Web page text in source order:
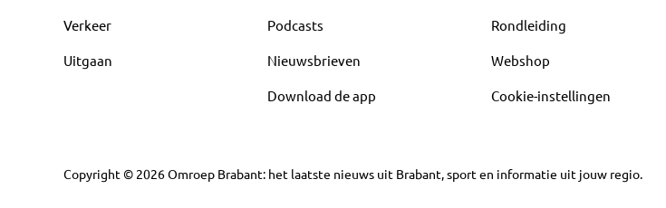
Verkeer
Uitgaan
Podcasts
Nieuwsbrieven
Download de app
Rondleiding
Webshop
Cookie-instellingen
Copyright © 2026Omroep Brabant: het laatste nieuws uit Brabant, sport en informatie uit jouw regio.